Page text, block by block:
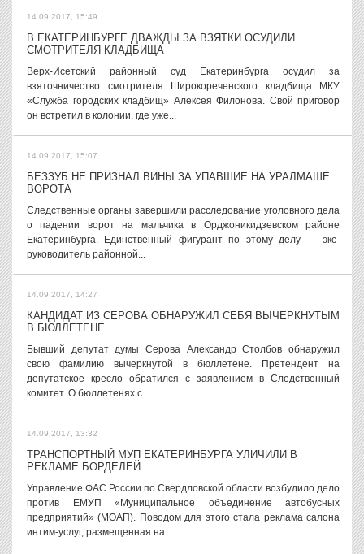
14.09.2017, 15:49
В ЕКАТЕРИНБУРГЕ ДВАЖДЫ ЗА ВЗЯТКИ ОСУДИЛИ
СМОТРИТЕЛЯ КЛАДБИЩА
Верх-Исетский районный суд Екатеринбурга осудил за
взяточничество смотрителя Широкореченского кладбища МКУ
«Служба городских кладбищ» Алексея Филонова. Свой приговор
он встретил в колонии, где уже...
14.09.2017, 15:07
БЕЗЗУБ НЕ ПРИЗНАЛ ВИНЫ ЗА УПАВШИЕ НА УРАЛМАШЕ
ВОРОТА
Следственные органы завершили расследование уголовного дела
о падении ворот на мальчика в Орджоникидзевском районе
Екатеринбурга. Единственный фигурант по этому делу — экс-
руководитель районной...
14.09.2017, 14:27
КАНДИДАТ ИЗ СЕРОВА ОБНАРУЖИЛ СЕБЯ ВЫЧЕРКНУТЫМ
В БЮЛЛЕТЕНЕ
Бывший депутат думы Серова Александр Столбов обнаружил
свою фамилию вычеркнутой в бюллетене. Претендент на
депутатское кресло обратился с заявлением в Следственный
комитет. О бюллетенях с...
14.09.2017, 13:32
ТРАНСПОРТНЫЙ МУП ЕКАТЕРИНБУРГА УЛИЧИЛИ В
РЕКЛАМЕ БОРДЕЛЕЙ
Управление ФАС России по Свердловской области возбудило дело
против ЕМУП «Муниципальное объединение автобусных
предприятий» (МОАП). Поводом для этого стала реклама салона
интим-услуг, размещенная на...